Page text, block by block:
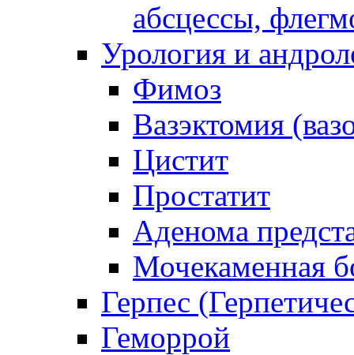
абсцессы,
Урология и
Фимоз
Вазэктомия
Цистит
Простатит
Аденома
Мочекаменная
Герпес
Геморрой